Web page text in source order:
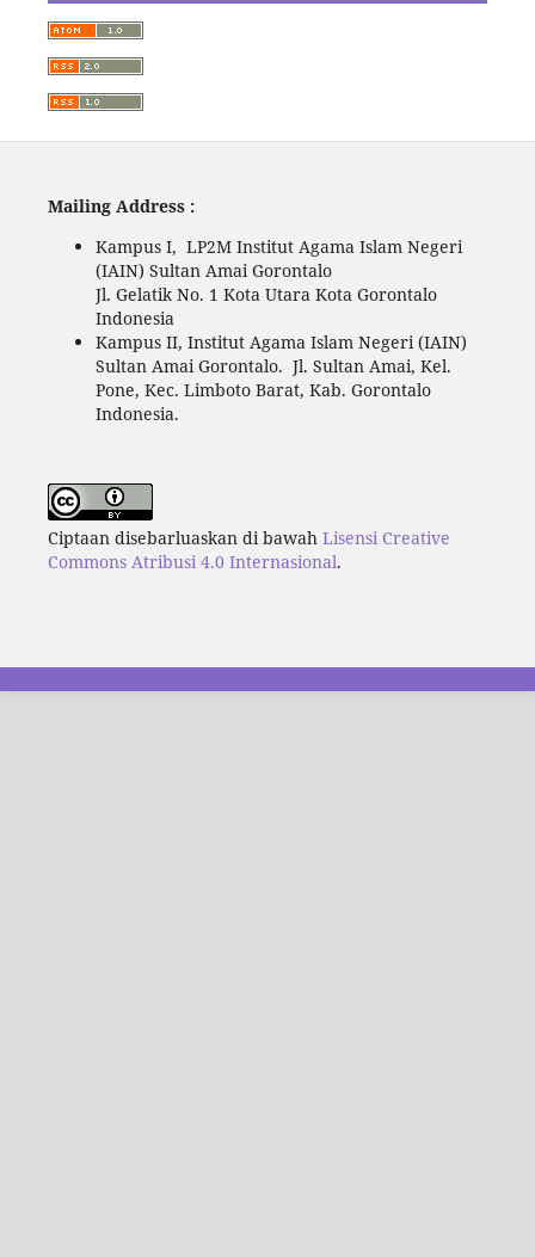
Mailing Address :
Kampus I, LP2M Institut Agama Islam Negeri
(IAIN) Sultan Amai Gorontalo
Jl. Gelatik No. 1 Kota Utara Kota Gorontalo
Indonesia
Kampus II, Institut Agama Islam Negeri (IAIN)
Sultan Amai Gorontalo. Jl. Sultan Amai, Kel.
Pone, Kec. Limboto Barat, Kab. Gorontalo
Indonesia.
Ciptaan disebarluaskan di bawah Lisensi Creative
Commons Atribusi 4.0 Internasional.